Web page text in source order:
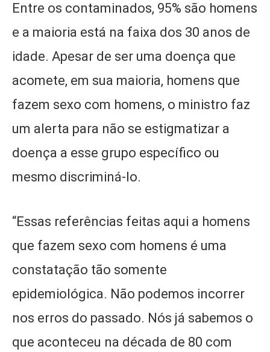
Entre os contaminados, 95% são homens
e a maioria está na faixa dos 30 anos de
idade. Apesar de ser uma doença que
acomete, em sua maioria, homens que
fazem sexo com homens, o ministro faz
um alerta para não se estigmatizar a
doença a esse grupo específico ou
mesmo discriminá-lo.
“Essas referências feitas aqui a homens
que fazem sexo com homens é uma
constatação tão somente
epidemiológica. Não podemos incorrer
nos erros do passado. Nós já sabemos o
que aconteceu na década de 80 com